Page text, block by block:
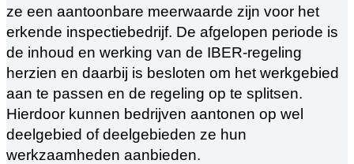
ze een aantoonbare meerwaarde zijn voor het
erkende inspectiebedrijf. De afgelopen periode is
de inhoud en werking van de IBER-regeling
herzien en daarbij is besloten om het werkgebied
aan te passen en de regeling op te splitsen.
Hierdoor kunnen bedrijven aantonen op wel
deelgebied of deelgebieden ze hun
werkzaamheden aanbieden.